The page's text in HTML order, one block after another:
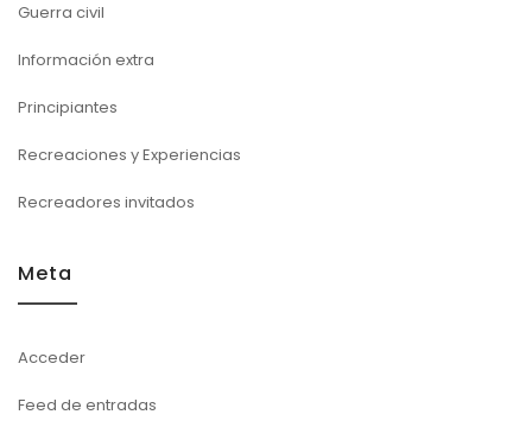
Guerra civil
Información extra
Principiantes
Recreaciones y Experiencias
Recreadores invitados
Meta
Acceder
Feed de entradas